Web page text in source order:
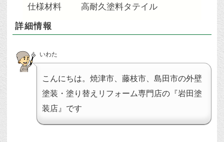
仕様材料 高耐久塗料タテイル
詳細情報
いわた
こんにちは。焼津市、藤枝市、島田市の外壁
塗装・塗り替えリフォーム専門店の『岩田塗
装店』です